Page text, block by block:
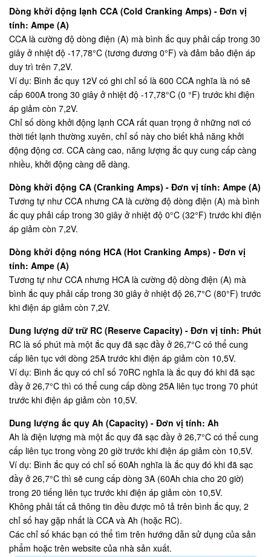
Dòng khởi động lạnh CCA (Cold Cranking Amps) - Đơn vị
tính: Ampe (A)
CCA là cường độ dòng điện (A) mà bình ắc quy phải cấp trong 30
giây ở nhiệt độ -17,78°C (tương đương 0°F) và đảm bảo điện áp
duy trì trên 7,2V.
Ví dụ: Bình ắc quy 12V có ghi chỉ số là 600 CCA nghĩa là nó sẽ
cấp 600A trong 30 giây ở nhiệt độ -17,78°C (0 °F) trước khi điện
áp giảm còn 7,2V.
Chỉ số dòng khởi động lạnh CCA rất quan trọng ở những nơi có
thời tiết lạnh thường xuyên, chỉ số này cho biết khả năng khởi
động động cơ. CCA càng cao, năng lượng ắc quy cung cấp càng
nhiều, khởi động càng dễ dàng.
Dòng khởi động CA (Cranking Amps) - Đơn vị tính: Ampe (A)
Tương tự như CCA nhưng CA là cường độ dòng điện (A) mà bình
ắc quy phải cấp trong 30 giây ở nhiệt độ 0°C (32°F) trước khi điện
áp giảm còn 7,2V.
Dòng khởi động nóng HCA (Hot Cranking Amps) - Đơn vị
tính: Ampe (A)
Tương tự như CCA nhưng HCA là cường độ dòng điện (A) mà
bình ắc quy phải cấp trong 30 giây ở nhiệt độ 26,7°C (80°F) trước
khi điện áp giảm còn 7,2V.
Dung lượng dữ trữ RC (Reserve Capacity) - Đơn vị tính: Phút
RC là số phút mà một ắc quy đã sạc đầy ở 26,7°C có thể cung
cấp liên tục với dòng 25A trước khi điện áp giảm còn 10,5V.
Ví dụ: Bình ắc quy có chỉ số 70RC nghĩa là ắc quy đó khi đã sạc
đầy ở 26,7°C thì có thể cung cấp dòng 25A liên tục trong 70 phút
trước khi điện áp giảm còn 10,5V.
Dung lượng ắc quy Ah (Capacity) - Đơn vị tính: Ah
Ah là điện lượng mà một ắc quy đã sạc đầy ở 26,7°C có thể cung
cấp liên tục trong vòng 20 giờ trước khi điện áp giảm còn 10,5V.
Ví dụ: Bình ắc quy có chỉ số 60Ah nghĩa là ắc quy đó khi đã sạc
đầy ở 26,7°C thì sẽ cung cấp dòng 3A (60Ah chia cho 20 giờ)
trong 20 tiếng liên tục trước khi điện áp giảm còn 10,5V.
Không phải tất cả thông tin đều được mô tả trên bình ắc quy, 2
chỉ số hay gặp nhất là CCA và Ah (hoặc RC).
Các chỉ số khác bạn có thể tìm trên hướng dẫn sử dụng của sản
phẩm hoặc trên website của nhà sản xuất.